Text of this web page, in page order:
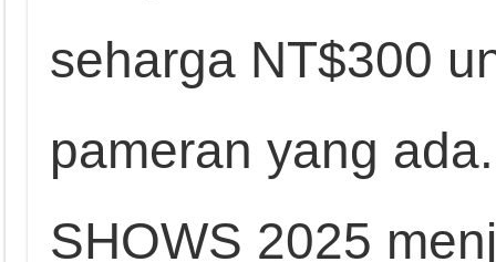
seharga NT$300
pameran yang
SHOWS 2025